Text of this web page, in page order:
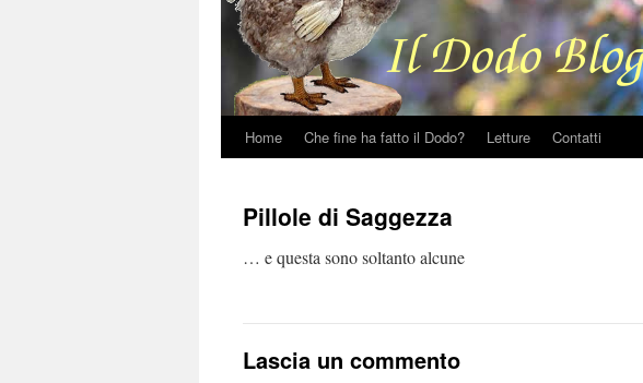
Vai
contenuto
Home Che fine ha fatto il Dodo? Letture Contatti
Pillole di Saggezza
… e questa sono soltanto alcune
Lascia un commento